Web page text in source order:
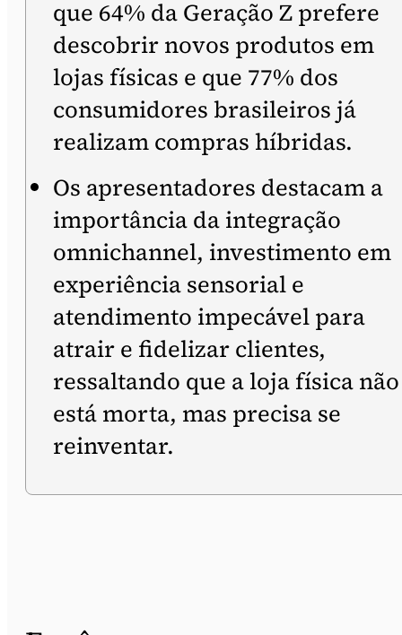
que 64% da Geração Z prefere
descobrir novos produtos em
lojas físicas e que 77% dos
consumidores brasileiros já
realizam compras híbridas.
Os apresentadores destacam a
importância da integração
omnichannel, investimento em
experiência sensorial e
atendimento impecável para
atrair e fidelizar clientes,
ressaltando que a loja física não
está morta, mas precisa se
reinventar.